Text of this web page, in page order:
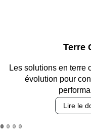
Parking
Entre circulation,
des
Lire le